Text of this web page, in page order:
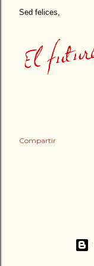
Sed felices,
Compartir